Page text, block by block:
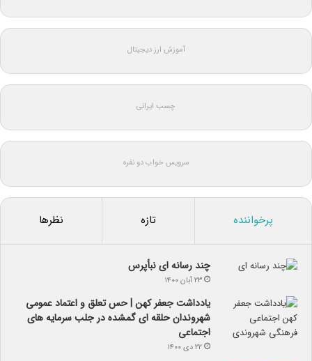
آموزش ارز دیجیتال
چسب ایرانی
سرویس خواب دو نفره
پرخواننده تازه نظرها
چند رسانه ای نبأپرس
۲۳ آبان ۱۴۰۰
یادداشت جعفر کهن | حس تعلق و اعتماد عمومی
شهروندان حلقه ای گمشده در جلب سرمایه های
اجتماعی
۲۲ دی ۱۴۰۰